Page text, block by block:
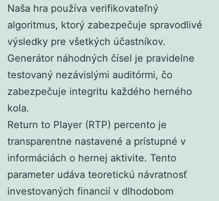
Naša hra používa verifikovateľný
algoritmus, ktorý zabezpečuje spravodlivé
výsledky pre všetkých účastníkov.
Generátor náhodných čísel je pravidelne
testovaný nezávislými auditórmi, čo
zabezpečuje integritu každého herného
kola.
Return to Player (RTP) percento je
transparentne nastavené a prístupné v
informáciách o hernej aktivite. Tento
parameter udáva teoretickú návratnosť
investovaných financií v dlhodobom